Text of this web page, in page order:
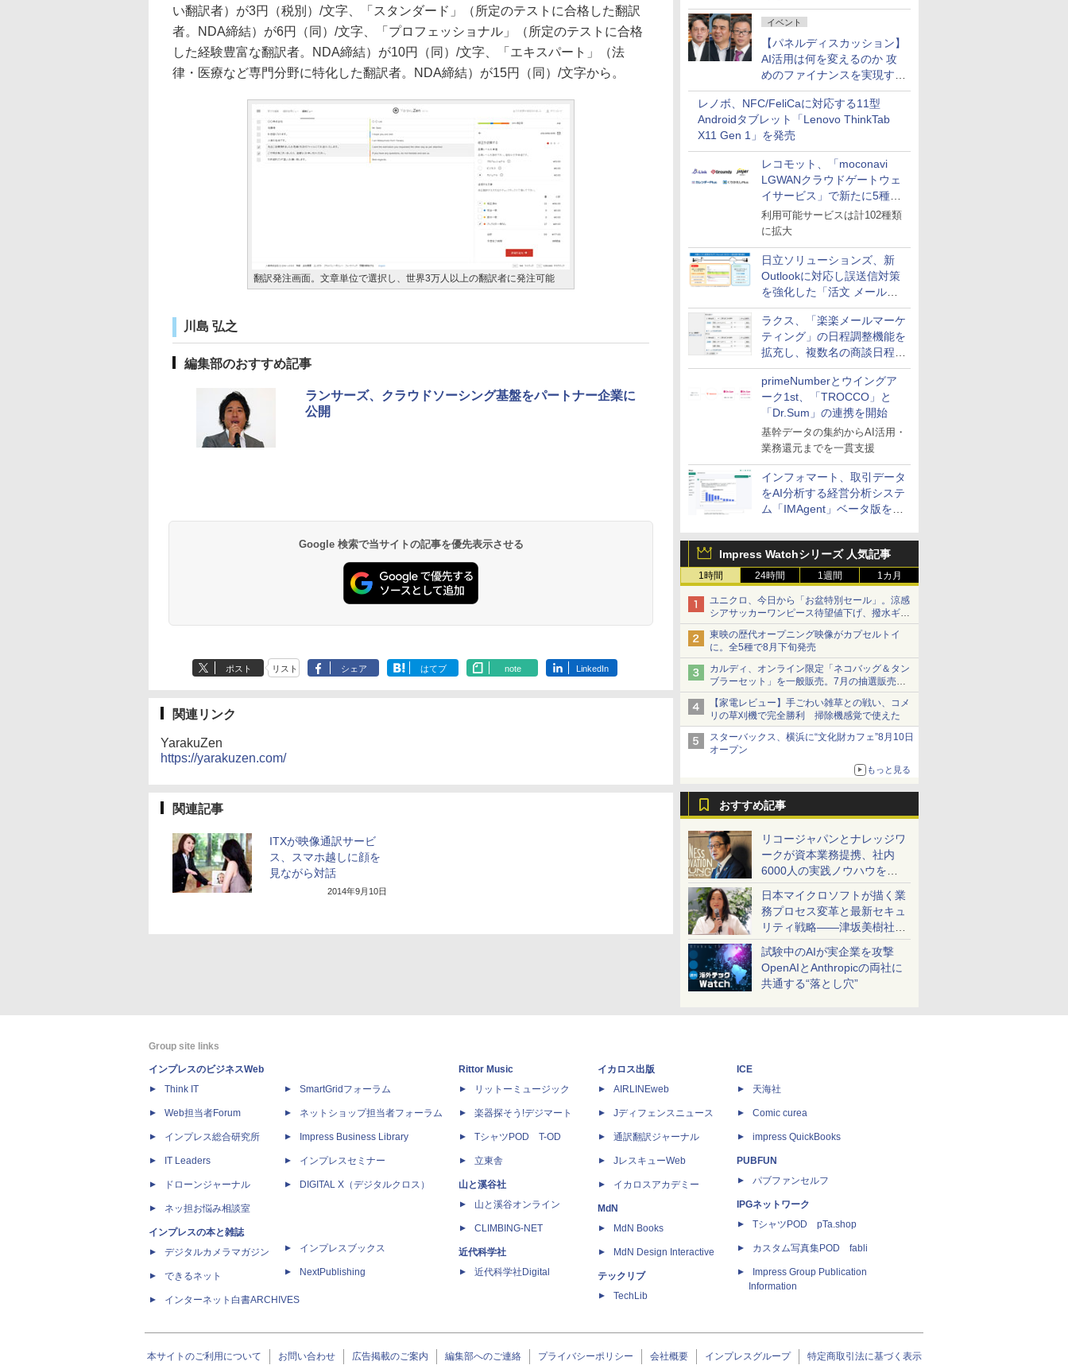
イベント
【パネルディスカッション】
AI活用は何を変えるのか 攻
めのファイナンスを実現する
業務設計とマインドセット変
革
レノボ、NFC/FeliCaに対応する11型
Androidタブレット「Lenovo ThinkTab
X11 Gen 1」を発売
レコモット、「moconavi
LGWANクラウドゲートウェ
イサービス」で新たに5種類
のサービスと連携開始
利用可能サービスは計102種類
に拡大
日立ソリューションズ、新
Outlookに対応し誤送信対策
を強化した「活文 メール誤
送信防止アドインサービス」
を提供
ラクス、「楽楽メールマーケ
ティング」の日程調整機能を
拡充し、複数名の商談日程調
整を効率化
primeNumberとウイングア
ーク1st、「TROCCO」と
「Dr.Sum」の連携を開始
基幹データの集約からAI活用・
業務還元までを一貫支援
インフォマート、取引データ
をAI分析する経営分析システ
ム「IMAgent」ベータ版を提
Impress Watchシリーズ 人気記事
1時間 24時間 1週間 1カ月
ユニクロ、今日から「お盆特別セール」。涼感
シアサッカーワンピース待望値下げ、撥水ギア
ショーツは1990円に
東映の歴代オープニング映像がカプセルトイ
に。全5種で8月下旬発売
カルディ、オンライン限定「ネコバッグ＆タン
ブラーセット」を一般販売。7月の抽選販売の
当選無効分
【家電レビュー】手ごわい雑草との戦い、コメ
リの草刈機で完全勝利 掃除機感覚で使えた
スターバックス、横浜に“文化財カフェ”8月10日
オープン
もっと見る
おすすめ記事
リコージャパンとナレッジワ
ークが資本業務提携、社内
6000人の実践ノウハウを生
かした「AI商談記録 for
RICOH」を展開へ
日本マイクロソフトが描く業
務プロセス変革と最新セキュ
リティ戦略――津坂美樹社長
が2027年度戦略を説明
試験中のAIが実企業を攻撃
OpenAIとAnthropicの両社に
共通する“落とし穴”
い翻訳者）が3円（税別）/文字、「スタンダード」（所定のテストに合格した翻訳
者。NDA締結）が6円（同）/文字、「プロフェッショナル」（所定のテストに合格
した経験豊富な翻訳者。NDA締結）が10円（同）/文字、「エキスパート」（法
律・医療など専門分野に特化した翻訳者。NDA締結）が15円（同）/文字から。
翻訳発注画面。文章単位で選択し、世界3万人以上の翻訳者に発注可能
川島 弘之
編集部のおすすめ記事
ランサーズ、クラウドソーシング基盤をパートナー企業に
公開
Google 検索で当サイトの記事を優先表示させる
ポスト リスト シェア はてブ note LinkedIn
関連リンク
YarakuZen
https://yarakuzen.com/
関連記事
ITXが映像通訳サービ
ス、スマホ越しに顔を
見ながら対話
2014年9月10日
Group site links
インプレスのビジネスWeb
Think IT
Web担当者Forum
インプレス総合研究所
IT Leaders
ドローンジャーナル
ネッ担お悩み相談室
インプレスの本と雑誌
デジタルカメラマガジン
できるネット
インターネット白書ARCHIVES
SmartGridフォーラム
ネットショップ担当者フォーラム
Impress Business Library
インプレスセミナー
DIGITAL X（デジタルクロス）
インプレスブックス
NextPublishing
Rittor Music
リットーミュージック
楽器探そう!デジマート
TシャツPOD T-OD
立東舎
山と溪谷社
山と溪谷オンライン
CLIMBING-NET
近代科学社
近代科学社Digital
イカロス出版
AIRLINEweb
Jディフェンスニュース
通訳翻訳ジャーナル
JレスキューWeb
イカロスアカデミー
MdN
MdN Books
MdN Design Interactive
テックリブ
TechLib
ICE
天海社
Comic curea
impress QuickBooks
PUBFUN
パブファンセルフ
IPGネットワーク
TシャツPOD pTa.shop
カスタム写真集POD fabli
Impress Group Publication
Information
本サイトのご利用について お問い合わせ 広告掲載のご案内 編集部へのご連絡 プライバシーポリシー 会社概要 インプレスグループ 特定商取引法に基づく表示